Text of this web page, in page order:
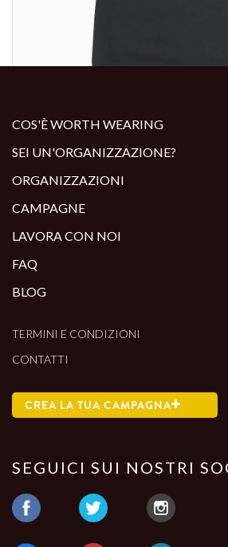
COS'È WORTH WEARING
SEI UN'ORGANIZZAZIONE?
ORGANIZZAZIONI
CAMPAGNE
LAVORA CON NOI
FAQ
BLOG
TERMINI E CONDIZIONI
CONTATTI
CREA LA TUA CAMPAGNA
SEGUICI SUI NOSTRI